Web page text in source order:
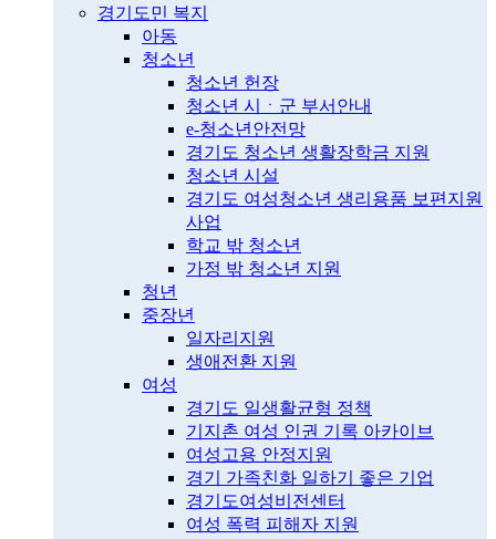
경기도민 복지
아동
청소년
청소년 헌장
청소년 시ㆍ군 부서안내
e-청소년안전망
경기도 청소년 생활장학금 지원
청소년 시설
경기도 여성청소년 생리용품 보편지원
사업
학교 밖 청소년
가정 밖 청소년 지원
청년
중장년
일자리지원
생애전환 지원
여성
경기도 일생활균형 정책
기지촌 여성 인권 기록 아카이브
여성고용 안정지원
경기 가족친화 일하기 좋은 기업
경기도여성비전센터
여성 폭력 피해자 지원